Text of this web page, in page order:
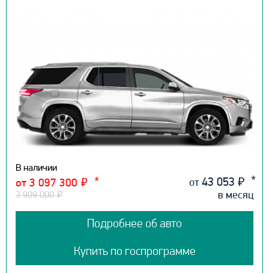
В наличии
от 3 097 300 ₽
3 909 000₽
от 43 053 ₽
в месяц
Подробнее об авто
Купить по госпрограмме